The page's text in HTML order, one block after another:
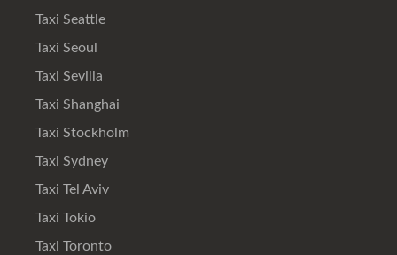
Taxi Seattle
Taxi Seoul
Taxi Sevilla
Taxi Shanghai
Taxi Stockholm
Taxi Sydney
Taxi Tel Aviv
Taxi Tokio
Taxi Toronto